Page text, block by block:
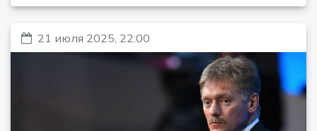
21 июля 2025, 22:00